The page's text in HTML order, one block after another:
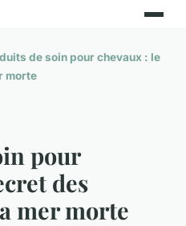
de soin pour chevaux : le
morte
pour
des
mer morte